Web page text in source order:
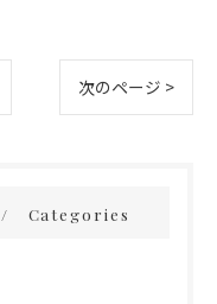
次のページ >
Categories